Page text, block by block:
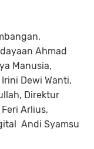
Ahmad
Manusia,
Dewi Wanti,
Direktur
Arlius,
Andi Syamsu